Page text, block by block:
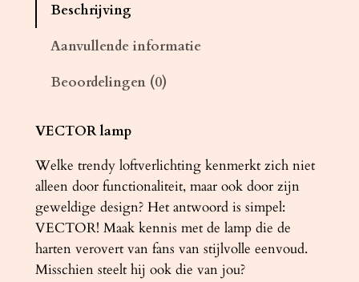
r
E
C
T
O
R
4
Beschrijving
Aanvullende informatie
Beoordelingen (0)
VECTOR lamp
Welke trendy loftverlichting kenmerkt zich niet
alleen door functionaliteit, maar ook door zijn
geweldige design? Het antwoord is simpel:
VECTOR! Maak kennis met de lamp die de
harten verovert van fans van stijlvolle eenvoud.
Misschien steelt hij ook die van jou?